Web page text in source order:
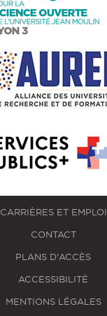
CARRIÈRES ET EMPLOI
CONTACT
PLANS D'ACCÈS
ACCESSIBILITÉ
MENTIONS LÉGALES